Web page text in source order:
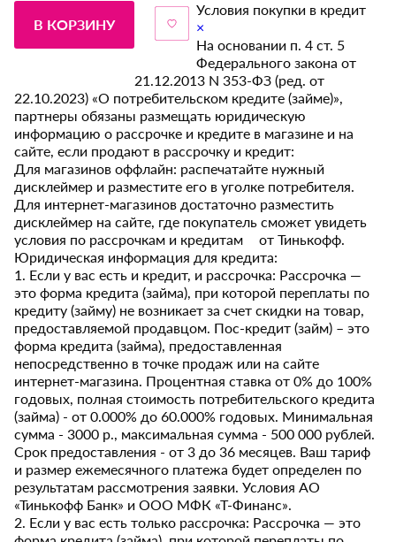
В КОРЗИНУ
Условия покупки в кредит
×
На основании п. 4 ст. 5
Федерального закона от
21.12.2013 N 353-ФЗ (ред. от
22.10.2023) «О потребительском кредите (займе)»,
партнеры обязаны размещать юридическую
информацию о рассрочке и кредите в магазине и на
сайте, если продают в рассрочку и кредит:
Для магазинов оффлайн: распечатайте нужный
дисклеймер и разместите его в уголке потребителя.
Для интернет-магазинов достаточно разместить
дисклеймер на сайте, где покупатель сможет увидеть
условия по рассрочкам и кредитам от Тинькофф.
Юридическая информация для кредита:
1. Если у вас есть и кредит, и рассрочка: Рассрочка —
это форма кредита (займа), при которой переплаты по
кредиту (займу) не возникает за счет скидки на товар,
предоставляемой продавцом. Пос-кредит (займ) – это
форма кредита (займа), предоставленная
непосредственно в точке продаж или на сайте
интернет-магазина. Процентная ставка от 0% до 100%
годовых, полная стоимость потребительского кредита
(займа) - от 0.000% до 60.000% годовых. Минимальная
сумма - 3000 р., максимальная сумма - 500 000 рублей.
Срок предоставления - от 3 до 36 месяцев. Ваш тариф
и размер ежемесячного платежа будет определен по
результатам рассмотрения заявки. Условия АО
«Тинькофф Банк» и ООО МФК «Т-Финанс».
2. Если у вас есть только рассрочка: Рассрочка — это